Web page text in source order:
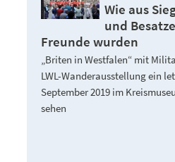
Wie aus
und
Freunde wurden
„Briten in Westfalen“ mit
LWL-Wanderausstellung ein
September 2019 im
sehen